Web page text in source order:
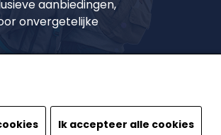
aanbiedingen,
onvergetelijke
Ik accepteer alle cookies